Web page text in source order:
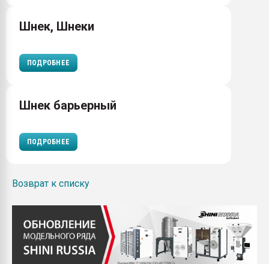
Шнек, Шнеки
ПОДРОБНЕЕ
Шнек барьерный
ПОДРОБНЕЕ
Возврат к списку